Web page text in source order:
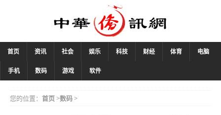
首页 资讯 社会 娱乐 科技 财经 体育 电脑
手机 数码 游戏 软件
您的位置： 首页>数码>